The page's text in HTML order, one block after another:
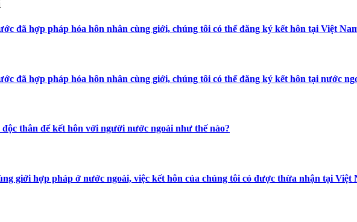
đã hợp pháp hóa hôn nhân cùng giới, chúng tôi có thể đăng ký kết hôn tại Việt
đã hợp pháp hóa hôn nhân cùng giới, chúng tôi có thể đăng ký kết hôn tại nước
thân để kết hôn với người nước ngoài như thế nào?
giới hợp pháp ở nước ngoài, việc kết hôn của chúng tôi có được thừa nhận tại Việt